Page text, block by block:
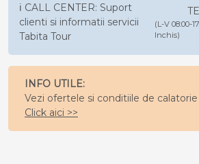
ℹ️ CALL CENTER: Suport
clienti si informatii servicii
Tabita Tour
(L-V 08:00-
Inchis)
INFO UTILE:
Vezi ofertele si conditiile de
Click aici >>